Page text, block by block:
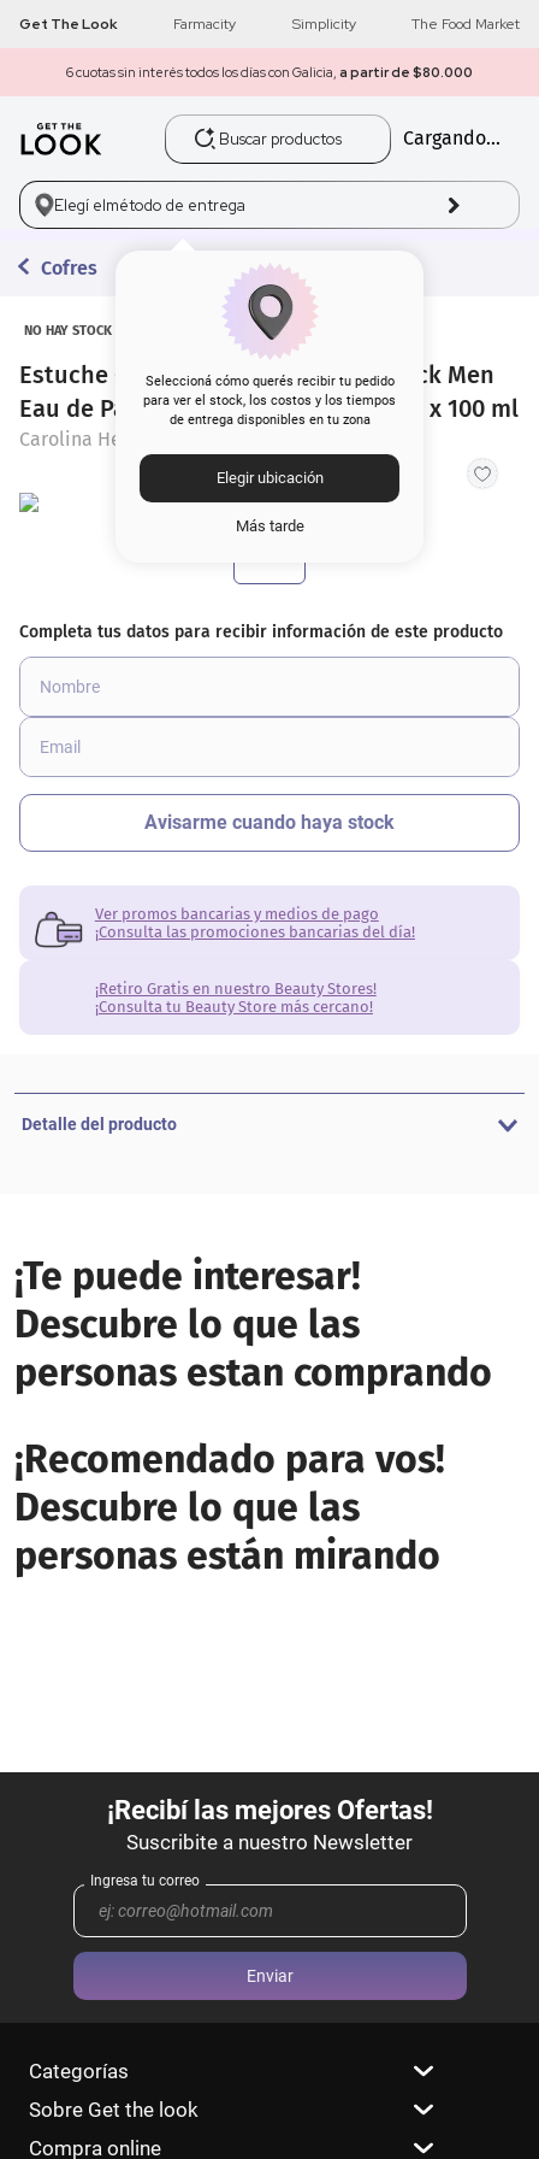
Get The Look Farmacity Simplicity The Food Market
6 cuotas sin interés todos los días con Galicia, a partir de $80.000
Buscar productos
Cargando...
Elegí elmétodo de entrega
Seleccioná cómo querés recibir tu pedido
para ver el stock, los costos y los tiempos
de entrega disponibles en tu zona
Elegir ubicación
Más tarde
Cofres
NO HAY STOCK
Estuche Carolina Herrera 212 Vip Black Men
Eau de Parfum x 100 ml + Shower Gel x 100 ml
Carolina Herrera
Ver promos bancarias y medios de pago
¡Consulta las promociones bancarias del día!
¡Retiro Gratis en nuestro Beauty Stores!
¡Consulta tu Beauty Store más cercano!
Detalle del producto
¡Te puede interesar!
Descubre lo que las
personas estan comprando
¡Recomendado para vos!
Descubre lo que las
personas están mirando
Enviar
Categorías
Sobre Get the look
Compra online
1 get the look
2 máscara pestañas
3.
5. corrector
rubor
10. cher